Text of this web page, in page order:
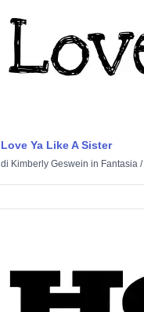
Love Ya Like A Sister
di Kimberly Geswein in Fantasia/